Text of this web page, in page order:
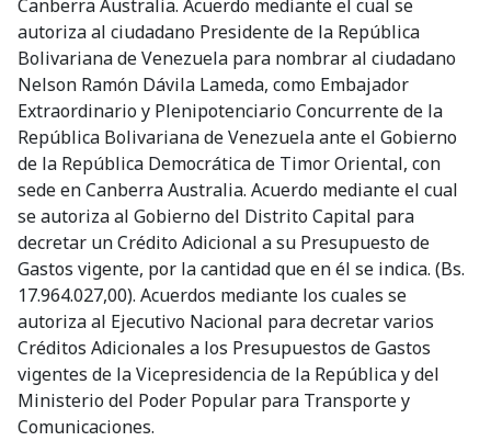
Canberra Australia. Acuerdo mediante el cual se
autoriza al ciudadano Presidente de la República
Bolivariana de Venezuela para nombrar al ciudadano
Nelson Ramón Dávila Lameda, como Embajador
Extraordinario y Plenipotenciario Concurrente de la
República Bolivariana de Venezuela ante el Gobierno
de la República Democrática de Timor Oriental, con
sede en Canberra Australia. Acuerdo mediante el cual
se autoriza al Gobierno del Distrito Capital para
decretar un Crédito Adicional a su Presupuesto de
Gastos vigente, por la cantidad que en él se indica. (Bs.
17.964.027,00). Acuerdos mediante los cuales se
autoriza al Ejecutivo Nacional para decretar varios
Créditos Adicionales a los Presupuestos de Gastos
vigentes de la Vicepresidencia de la República y del
Ministerio del Poder Popular para Transporte y
Comunicaciones.